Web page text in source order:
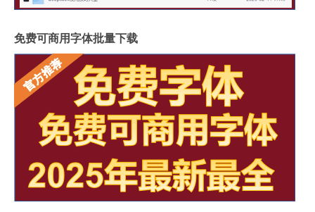
免费可商用字体批量下载